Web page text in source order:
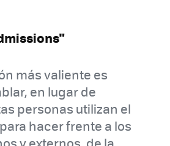
más valiente es
en lugar de
personas utilizan el
hacer frente a los